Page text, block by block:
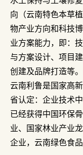
向（云南特色本草
物产业方向和科技
业方案能力，即：
与方案设计、项目
创建及品牌打造等。
云南利鲁是国家高
省认定：企业技术
已经获得中国环保
业、国家林业产业
企业，云南绿色食